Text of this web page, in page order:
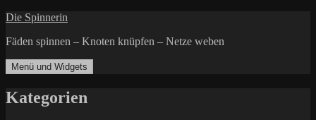
Zum
springen
Die Spinnerin
Fäden spinnen – Knoten knüpfen – Netze weben
Menü und Widgets
Kategorien